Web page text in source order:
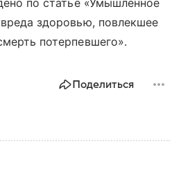
здоровью, повлекшее
потерпевшего».
Поделиться